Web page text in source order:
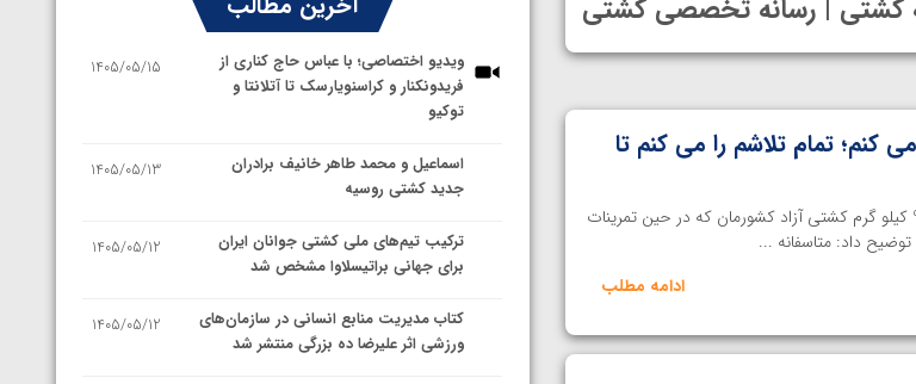
کشتی | رسانه تخصصی کشتی
کنم؛ تمام تلاشم را می کنم تا
خانه کشتی- اسماعیل نجاتیان کشتی گیر خراسانی وزن 97 کیلو گرم کشتی آزاد کشورمان که در حین تمرینات
داد: متاسفانه ...
ادامه مطلب
ویدیو اختصاصی؛ با عباس حاج کناری از
فریدونکنار و کراسنویارسک تا آتلانتا و
توکیو
1405/05/15
اسماعیل و محمد طاهر خانیف برادران
جدید کشتی روسیه
1405/05/13
ترکیب تیم‌های ملی کشتی جوانان ایران
برای جهانی براتیسلاوا مشخص شد
1405/05/12
کتاب مدیریت منابع انسانی در سازمان‌های
ورزشی اثر علیرضا ده بزرگی منتشر شد
1405/05/12